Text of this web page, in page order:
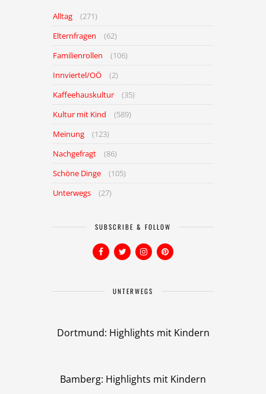
Alltag
(271)
Elternfragen
(62)
Familienrollen
(106)
Innviertel/OÖ
(2)
Kaffeehauskultur
(35)
Kultur mit Kind
(589)
Meinung
(123)
Nachgefragt
(86)
Schöne Dinge
(105)
Unterwegs
(27)
SUBSCRIBE & FOLLOW
UNTERWEGS
Dortmund: Highlights mit Kindern
Bamberg: Highlights mit Kindern